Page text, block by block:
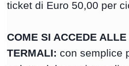
ticket di Euro 50,00 per
COME SI ACCEDE ALLE
TERMALI: con semplice